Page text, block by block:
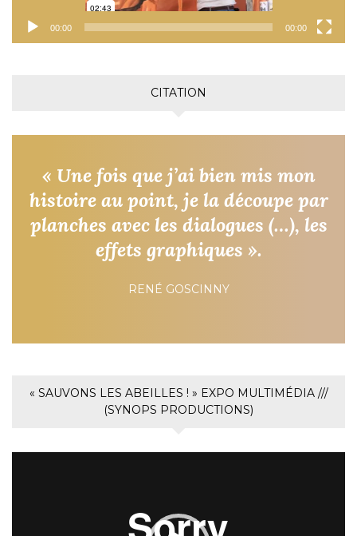
00:00 00:00
CITATION
« Une fois que j’ai bien mis mon
histoire au point, je la découpe par
planches avec les dialogues (…), les
effets graphiques ».
RENÉ GOSCINNY
« SAUVONS LES ABEILLES ! » EXPO MULTIMÉDIA ///
(SYNOPS PRODUCTIONS)